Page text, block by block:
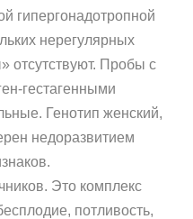
гипергонадотропной
нерегулярных
отсутствуют. Пробы с
гестагенными
Генотип женский,
недоразвитием
Это комплекс
потливость,